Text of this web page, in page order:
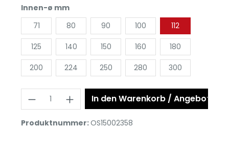
Innen-ø mm
71
80 90 100 112
125 140 150 160 180
200 224 250 280 300
In den Warenkorb / Angebot
Produktnummer:OS15002358